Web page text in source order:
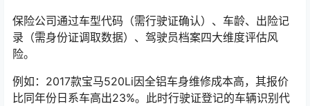
保险公司通过车型代码（需行驶证确认）、车龄、出险记
录（需身份证调取数据）、驾驶员档案四大维度评估风
险。
例如：2017款宝马520Li因全铝车身维修成本高，其报价
比同年份日系车高出23%。此时行驶证登记的车辆识别代